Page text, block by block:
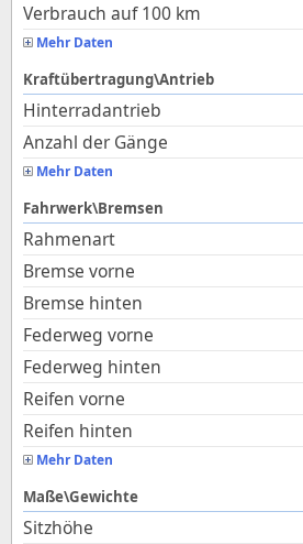
Verbrauch auf 100 km
Mehr Daten
Kraftübertragung\Antrieb
Hinterradantrieb
Anzahl der Gänge
Mehr Daten
Fahrwerk\Bremsen
Rahmenart
Bremse vorne
Bremse hinten
Federweg vorne
Federweg hinten
Reifen vorne
Reifen hinten
Mehr Daten
Maße\Gewichte
Sitzhöhe